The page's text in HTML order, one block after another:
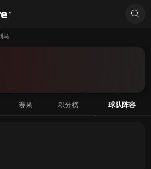
马
赛果 积分榜 球队阵容